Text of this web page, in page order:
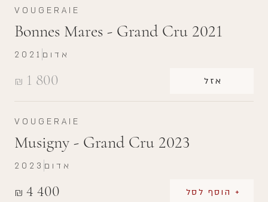
VOUGERAIE
Bonnes Mares - Grand Cru 2021
₪ 1 800 אזל
2021 אדום
VOUGERAIE
Musigny - Grand Cru 2023
₪ 4 400 + הוסף לסל
2023 אדום